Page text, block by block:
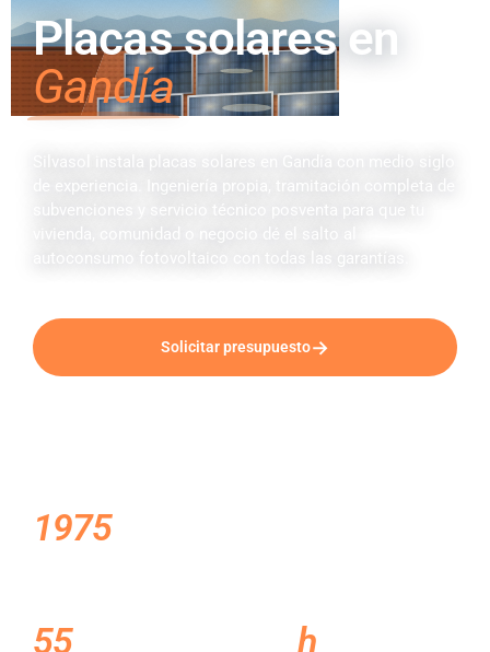
Placas solares en
Gandía
Silvasol instala placas solares en Gandía con medio siglo
de experiencia. Ingeniería propia, tramitación completa de
subvenciones y servicio técnico posventa para que tu
vivienda, comunidad o negocio dé el salto al
autoconsumo fotovoltaico con todas las garantías.
Solicitar presupuesto→
1975
55% h